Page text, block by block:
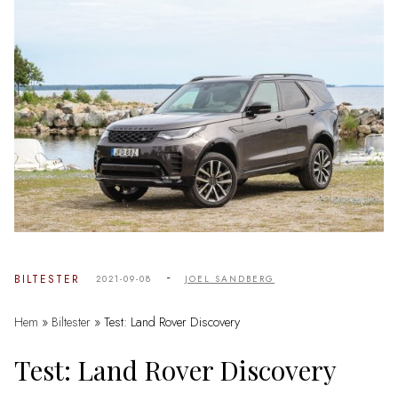
BILTESTER 2021-09-08 - JOEL SANDBERG
Hem » Biltester » Test: Land Rover Discovery
Test: Land Rover Discovery